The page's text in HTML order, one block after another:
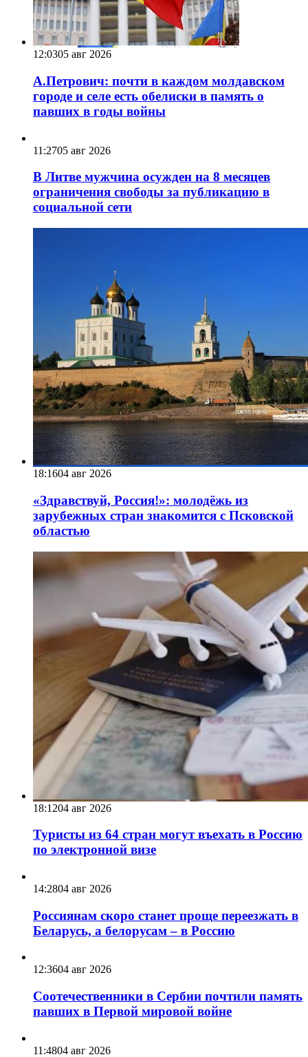
12:0305 авг 2026
А.Петрович: почти в каждом молдавском
городе и селе есть обелиски в память о
павших в годы войны
11:2705 авг 2026
В Литве мужчина осужден на 8 месяцев
ограничения свободы за публикацию в
социальной сети
18:1604 авг 2026
«Здравствуй, Россия!»: молодёжь из
зарубежных стран знакомится с Псковской
областью
18:1204 авг 2026
Туристы из 64 стран могут въехать в Россию
по электронной визе
14:2804 авг 2026
Россиянам скоро станет проще переезжать в
Беларусь, а белорусам – в Россию
12:3604 авг 2026
Соотечественники в Сербии почтили память
павших в Первой мировой войне
11:4804 авг 2026